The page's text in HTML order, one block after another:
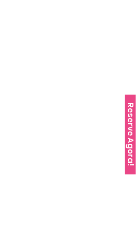
Reserve Agora!